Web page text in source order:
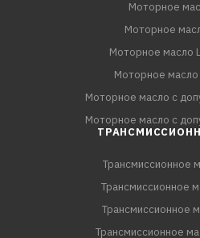
Моторное
Моторное
Моторное масло
Моторное масло
Моторное масло с
Моторное масло с
Трансмиссионное
Трансмиссионное
Трансмиссионное
Трансмиссионное